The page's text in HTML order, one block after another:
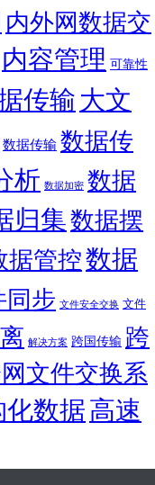
内外网数据交
内容管理 可靠性
传输大文
数据传输数据传
析 数据加密 数据
归集数据摆
据管控数据
步 文件安全交换 文件
解决方案 跨国传输 跨
文件交换系
数据高速